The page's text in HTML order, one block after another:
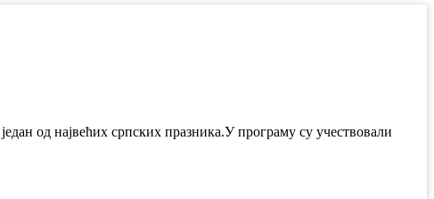
од највећих српских празника.У програму су учествовали